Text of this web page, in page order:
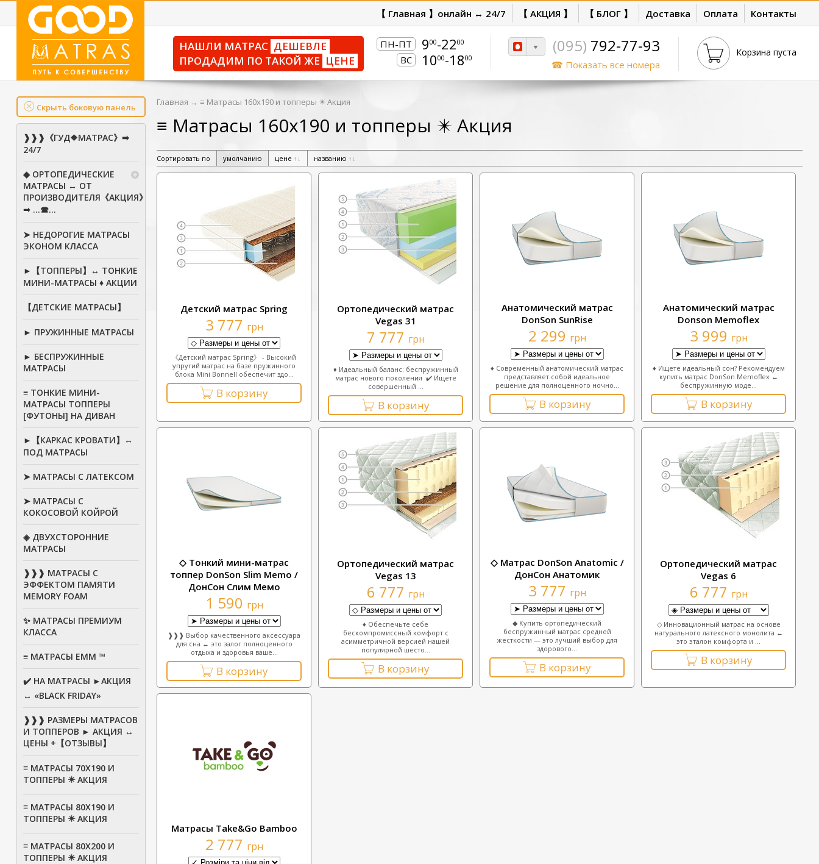
【 Главная 】онлайн ↔ 24/7 【 АКЦИЯ 】 【 БЛОГ 】 Доставка Оплата Контакты
Корзина пуста
(095) 792-77-93
☎ Показать все номера
ПН-ПТ 900-2200
ВС 1000-1800
НАШЛИ МАТРАС ДЕШЕВЛЕ
ПРОДАДИМ ПО ТАКОЙ ЖЕ ЦЕНЕ
Скрыть боковую панель
❱❱❱《ГУД❖МАТРАС》➡
24/7
◆ ОРТОПЕДИЧЕСКИЕ
МАТРАСЫ ↔ ОТ
ПРОИЗВОДИТЕЛЯ《АКЦИЯ》
➟ ...☎...
➤ НЕДОРОГИЕ МАТРАСЫ
ЭКОНОМ КЛАССА
►【ТОППЕРЫ】↔ ТОНКИЕ
МИНИ-МАТРАСЫ ♦ АКЦИИ
【ДЕТСКИЕ МАТРАСЫ】
► ПРУЖИННЫЕ МАТРАСЫ
► БЕСПРУЖИННЫЕ
МАТРАСЫ
≡ ТОНКИЕ МИНИ-
МАТРАСЫ ТОППЕРЫ
[ФУТОНЫ] НА ДИВАН
►【КАРКАС КРОВАТИ】↔
ПОД МАТРАСЫ
➤ МАТРАСЫ С ЛАТЕКСОМ
➤ МАТРАСЫ С
КОКОСОВОЙ КОЙРОЙ
◈ ДВУХСТОРОННИЕ
МАТРАСЫ
❱❱❱ МАТРАСЫ С
ЭФФЕКТОМ ПАМЯТИ
MEMORY FOAM
✨ МАТРАСЫ ПРЕМИУМ
КЛАССА
≡ МАТРАСЫ ЕММ ™
✔️ НА МАТРАСЫ ►АКЦИЯ
↔ «BLACK FRIDAY»
❱❱❱ РАЗМЕРЫ МАТРАСОВ
И ТОППЕРОВ ► АКЦИЯ ↔
ЦЕНЫ +【ОТЗЫВЫ】
≡ МАТРАСЫ 70Х190 И
ТОППЕРЫ ✴️ АКЦИЯ
≡ МАТРАСЫ 80X190 И
ТОППЕРЫ ✴️ АКЦИЯ
≡ МАТРАСЫ 80Х200 И
ТОППЕРЫ ✴️ АКЦИЯ
Главная → ≡ Матрасы 160х190 и топперы ✴️ Акция
≡ Матрасы 160х190 и топперы ✴️ Акция
Сортировать по умолчанию цене ↑ ↓ названию ↑ ↓
Детский матрас Spring
3 777 грн
《Детский матрас Spring》 - Высокий
упругий матрас на базе пружинного
блока Mini Bonnell обеспечит здо...
В корзину
Ортопедический матрас
Vegas 31
7 777 грн
♦ Идеальный баланс: беспружинный
матрас нового поколения ✔️ Ищете
совершенный ...
В корзину
Анатомический матрас
DonSon SunRise
2 299 грн
♦ Современный анатомический матрас
представляет собой идеальное
решение для полноценного ночно...
В корзину
Анатомический матрас
Donson Memoflex
3 999 грн
♦ Ищете идеальный сон? Рекомендуем
купить матрас DonSon Memoflex ↔
беспружинную моде...
В корзину
◇ Тонкий мини-матрас
топпер DonSon Slim Memo /
ДонСон Слим Мемо
1 590 грн
❱❱❱ Выбор качественного аксессуара
для сна ↔ это залог полноценного
отдыха и здоровья ваше...
В корзину
Ортопедический матрас
Vegas 13
6 777 грн
♦ Обеспечьте себе
бескомпромиссный комфорт с
асимметричной версией нашей
популярной шесто...
В корзину
◇ Матрас DonSon Anatomic /
ДонСон Анатомик
3 777 грн
◆ Купить ортопедический
беспружинный матрас средней
жесткости — это лучший выбор для
здорового...
В корзину
Ортопедический матрас
Vegas 6
6 777 грн
◇ Инновационный матрас на основе
натурального латексного монолита ↔
это эталон комфорта и ...
В корзину
Матрасы Take&Go Bamboo
2 777 грн